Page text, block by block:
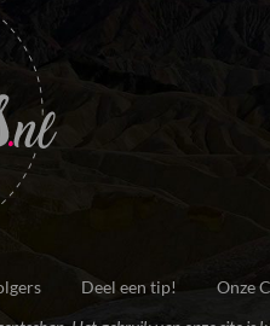
Deel een tip! Onze